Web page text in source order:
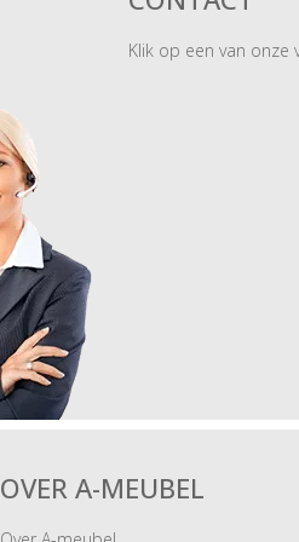
Klik op een van onze
OVER A-MEUBEL